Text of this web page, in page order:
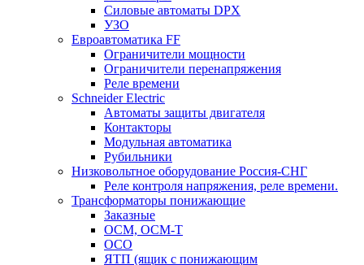
Силовые автоматы DPX
УЗО
Евроавтоматика FF
Ограничители мощности
Ограничители перенапряжения
Реле времени
Schneider Electric
Автоматы защиты двигателя
Контакторы
Модульная автоматика
Рубильники
Низковольтное оборудование Россия-СНГ
Реле контроля напряжения, реле времени.
Трансформаторы понижающие
Заказные
ОСМ, ОСМ-Т
ОСО
ЯТП (ящик с понижающим